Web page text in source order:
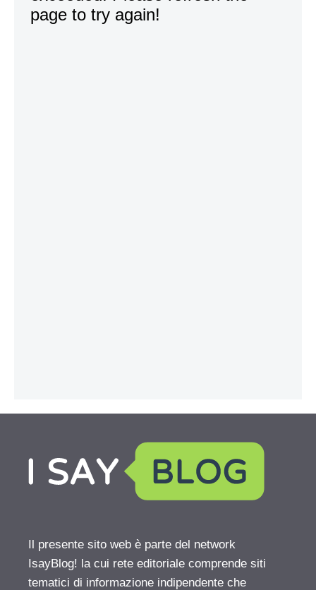
Il presente sito web è parte del network
IsayBlog! la cui rete editoriale comprende siti
tematici di informazione indipendente che